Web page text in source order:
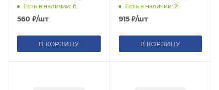
Есть в наличии: 6
560 ₽/шт
В КОРЗИНУ
Есть в наличии: 2
915₽/шт
В КОРЗИНУ